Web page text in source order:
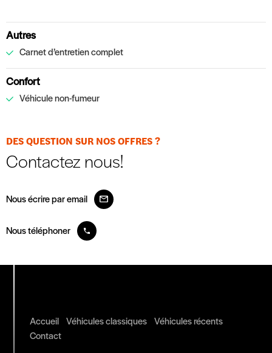
Autres
Carnet d’entretien complet
Confort
Véhicule non-fumeur
DES QUESTION SUR NOS OFFRES ?
Contactez nous!
Nous écrire par email
Nous téléphoner
Accueil Véhicules classiques Véhicules récents
Contact